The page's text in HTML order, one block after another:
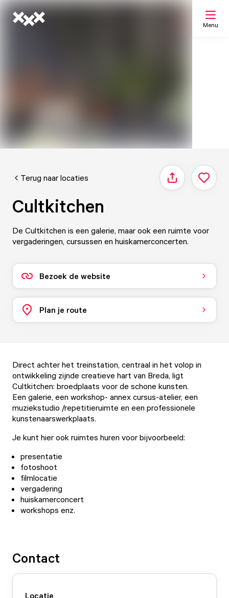
Menu
Terug naar locaties Delen
Cultkitchen
De Cultkitchen is een galerie, maar ook een ruimte voor
vergaderingen, cursussen en huiskamerconcerten.
Bezoek de website
Plan je route
Direct achter het treinstation, centraal in het volop in
ontwikkeling zijnde creatieve hart van Breda, ligt
Cultkitchen: broedplaats voor de schone kunsten.
Een galerie, een workshop- annex cursus-atelier, een
muziekstudio /repetitieruimte en een professionele
kunstenaarswerkplaats.
Je kunt hier ook ruimtes huren voor bijvoorbeeld:
presentatie
fotoshoot
filmlocatie
vergadering
huiskamerconcert
workshops enz.
Contact
Locatie